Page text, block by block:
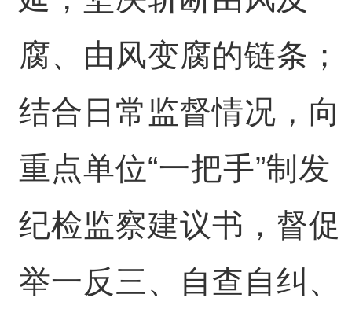
腐、由风变腐的链条；
结合日常监督情况，向
重点单位“一把手”制发
纪检监察建议书，督促
举一反三、自查自纠、